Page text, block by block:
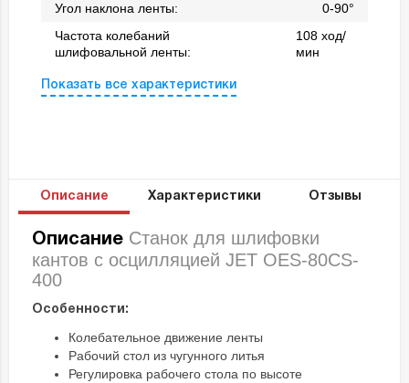
Угол наклона ленты:
0-90°
Частота колебаний
шлифовальной ленты:
108 ход/
мин
Показать все характеристики
Описание Характеристики Отзывы
Описание Станок для шлифовки
кантов с осцилляцией JET OES-80CS-
400
Особенности:
Колебательное движение ленты
Рабочий стол из чугунного литья
Регулировка рабочего стола по высоте